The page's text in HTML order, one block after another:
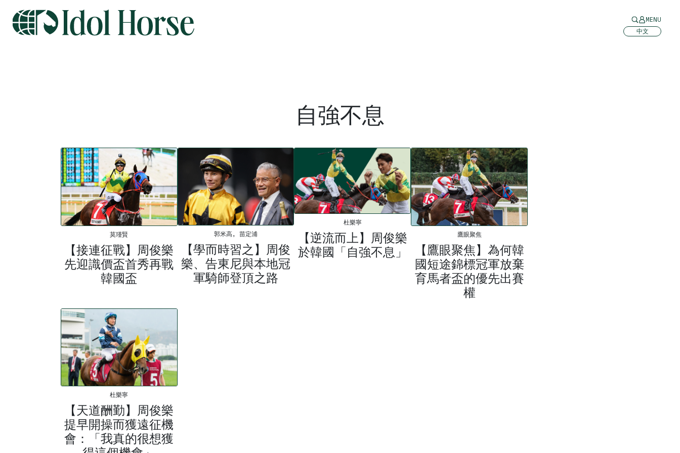
MENU
中文
自強不息
莫瑾賢
【接連征戰】周俊樂
先迎識價盃首秀再戰
韓國盃
郭米高, 苗定浦
【學而時習之】周俊
樂、告東尼與本地冠
軍騎師登頂之路
杜樂寧
【逆流而上】周俊樂
於韓國「自強不息」
鷹眼聚焦
【鷹眼聚焦】為何韓
國短途錦標冠軍放棄
育馬者盃的優先出賽
權
杜樂寧
【天道酬勤】周俊樂
提早開操而獲遠征機
會：「我真的很想獲